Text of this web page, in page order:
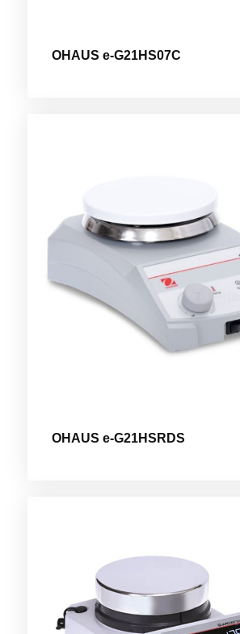
OHAUS e-G21HS07C
OHAUS e-G21HSRDS